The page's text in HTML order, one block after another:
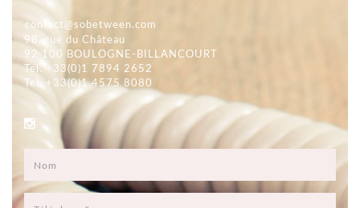
contact@sobetween.com
98, rue du Château
92 100 BOULOGNE-BILLANCOURT
Tel. +33(0)1 7894 2652
Tel. +33(0)1 4575 8080